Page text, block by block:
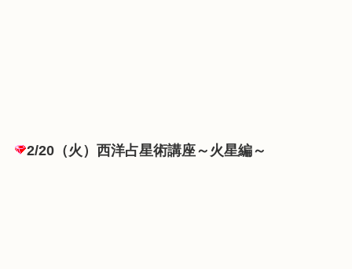
2/20（火）西洋占星術講座～火星編～